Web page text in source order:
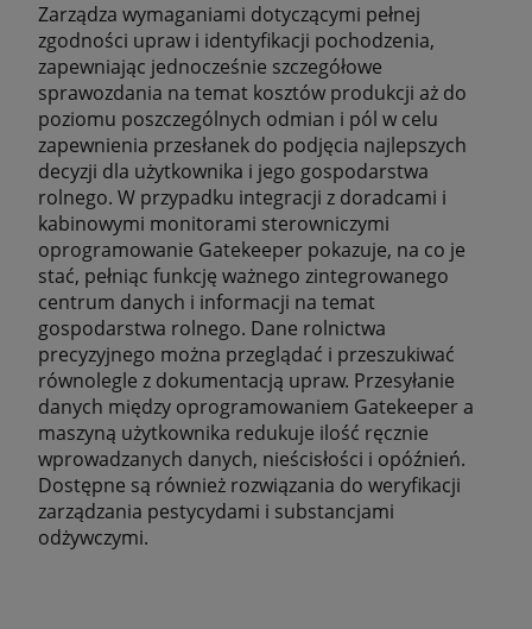
Zarządza wymaganiami dotyczącymi pełnej
zgodności upraw i identyfikacji pochodzenia,
zapewniając jednocześnie szczegółowe
sprawozdania na temat kosztów produkcji aż do
poziomu poszczególnych odmian i pól w celu
zapewnienia przesłanek do podjęcia najlepszych
decyzji dla użytkownika i jego gospodarstwa
rolnego. W przypadku integracji z doradcami i
kabinowymi monitorami sterowniczymi
oprogramowanie Gatekeeper pokazuje, na co je
stać, pełniąc funkcję ważnego zintegrowanego
centrum danych i informacji na temat
gospodarstwa rolnego. Dane rolnictwa
precyzyjnego można przeglądać i przeszukiwać
równolegle z dokumentacją upraw. Przesyłanie
danych między oprogramowaniem Gatekeeper a
maszyną użytkownika redukuje ilość ręcznie
wprowadzanych danych, nieścisłości i opóźnień.
Dostępne są również rozwiązania do weryfikacji
zarządzania pestycydami i substancjami
odżywczymi.